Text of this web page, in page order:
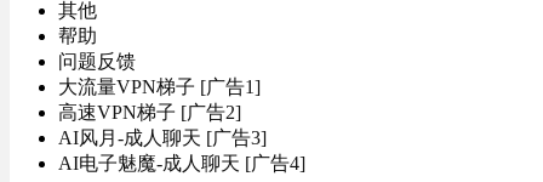
其他
帮助
问题反馈
大流量VPN梯子 [广告1]
高速VPN梯子 [广告2]
AI风月-成人聊天 [广告3]
AI电子魅魔-成人聊天 [广告4]